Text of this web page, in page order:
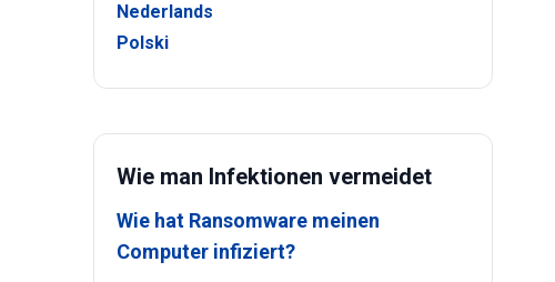
Nederlands
Polski
Wie man Infektionen vermeidet
Wie hat Ransomware meinen
Computer infiziert?